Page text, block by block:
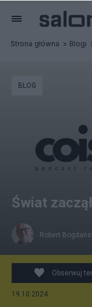
Strona główna Blogi
BLOG
Świat
Robert
Obserwuj
19.10.2024